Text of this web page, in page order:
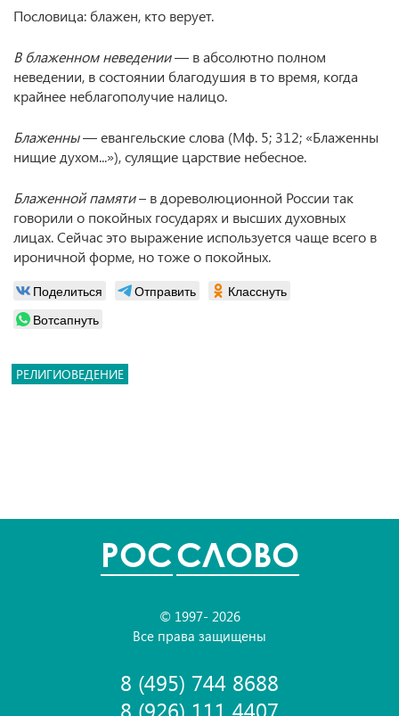
Пословица: блажен, кто верует.
В блаженном неведении— в абсолютно полном
неведении, в состоянии благодушия в то время, когда
крайнее неблагополучие налицо.
Блаженны— евангельские слова (Мф. 5; 312; «Блаженны
нищие духом...»), сулящие царствие небесное.
Блаженной памяти– в дореволюционной России так
говорили о покойных государях и высших духовных
лицах. Сейчас это выражение используется чаще всего в
ироничной форме, но тоже о покойных.
Поделиться Отправить
Класснуть
Вотсапнуть
РЕЛИГИОВЕДЕНИЕ
POCСЛОВО
© 1997- 2026
Все права защищены
8 (495) 744 8688
8 (926) 111 4407